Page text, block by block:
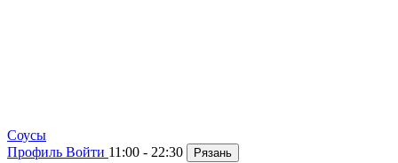
Cоусы
Профиль Войти 11:00 - 22:30 Рязань